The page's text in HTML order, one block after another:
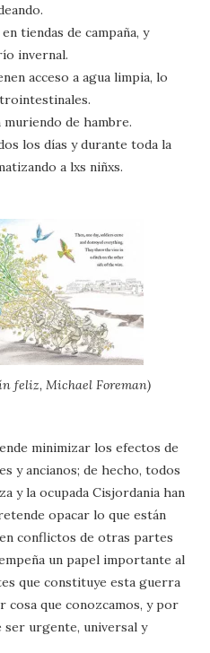
tiendas de campaña, y
invernal.
acceso a agua limpia, lo
muriendo de hambre.
los días y durante toda la
a lxs niñxs.
feliz, Michael Foreman)
minimizar los efectos de
y ancianos; de hecho, todos
y la ocupada Cisjordania han
opacar lo que están
conflictos de otras partes
un papel importante al
que constituye esta guerra
cosa que conozcamos, y por
urgente, universal y